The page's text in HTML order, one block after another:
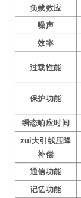
负载效应
噪声
效率
过载性能
保护功能
瞬态响应时间
zui大引线压降
补偿
通信功能
记忆功能